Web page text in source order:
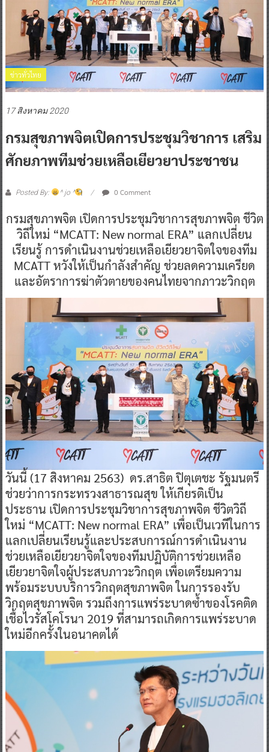
ข่าวทั่วไทย
17 สิงหาคม 2020
กรมสุขภาพจิตเปิดการประชุมวิชาการ เสริม
ศักยภาพทีมช่วยเหลือเยียวยาประชาชน
Posted By: ^ jo ^ 0 Comment
กรมสุขภาพจิต เปิดการประชุมวิชาการสุขภาพจิต ชีวิต
วิถีใหม่ “MCATT: New normal ERA” แลกเปลี่ยน
เรียนรู้ การดำเนินงานช่วยเหลือเยียวยาจิตใจของทีม
MCATT หวังให้เป็นกำลังสำคัญ ช่วยลดความเครียด
และอัตราการฆ่าตัวตายของคนไทยจากภาวะวิกฤต
วันนี้ (17 สิงหาคม 2563) ดร.สาธิต ปิตุเตชะ รัฐมนตรี
ช่วยว่าการกระทรวงสาธารณสุข ให้เกียรติเป็น
ประธาน เปิดการประชุมวิชาการสุขภาพจิต ชีวิตวิถี
ใหม่ “MCATT: New normal ERA” เพื่อเป็นเวทีในการ
แลกเปลี่ยนเรียนรู้และประสบการณ์การดำเนินงาน
ช่วยเหลือเยียวยาจิตใจของทีมปฏิบัติการช่วยเหลือ
เยียวยาจิตใจผู้ประสบภาวะวิกฤต เพื่อเตรียมความ
พร้อมระบบบริการวิกฤตสุขภาพจิต ในการรองรับ
วิกฤตสุขภาพจิต รวมถึงการแพร่ระบาดซ้ำของโรคติด
เชื้อไวรัสโคโรนา 2019 ที่สามารถเกิดการแพร่ระบาด
ใหม่อีกครั้งในอนาคตได้